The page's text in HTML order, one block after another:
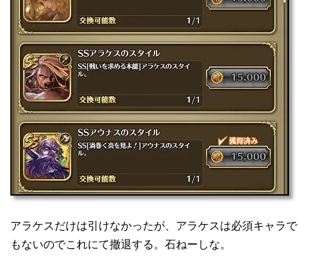
アラケスだけは引けなかったが、アラケスは必須キャラで
もないのでこれにて撤退する。石ねーしな。